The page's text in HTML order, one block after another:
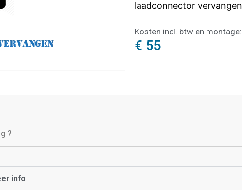
laadconnector vervangen
Kosten incl. btw en montage:
€ 55
?
info